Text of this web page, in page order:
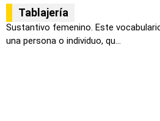
Tablajería
Sustantivo femenino. Este
una persona o individuo, qu...